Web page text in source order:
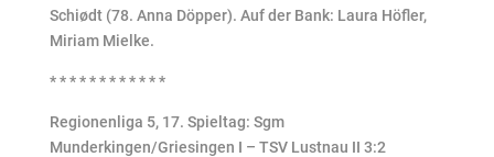
Schiødt (78. Anna Döpper). Auf der Bank: Laura Höfler,
Miriam Mielke.
* * * * * * * * * * * *
Regionenliga 5, 17. Spieltag: Sgm
Munderkingen/Griesingen I – TSV Lustnau II 3:2